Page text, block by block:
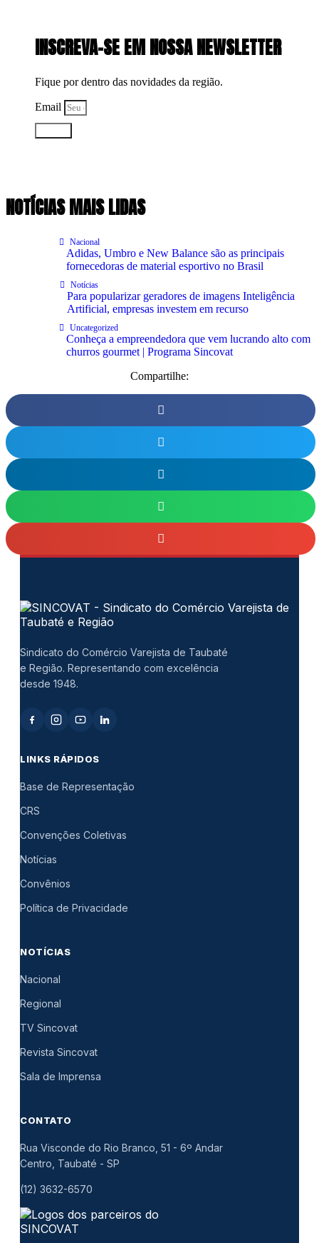
INSCREVA-SE EM NOSSA NEWSLETTER
Fique por dentro das novidades da região.
Email
NOTÍCIAS MAIS LIDAS
Nacional
Adidas, Umbro e New Balance são as principais
fornecedoras de material esportivo no Brasil
Notícias
Para popularizar geradores de imagens Inteligência
Artificial, empresas investem em recurso
Uncategorized
Conheça a empreendedora que vem lucrando alto com
churros gourmet | Programa Sincovat
Compartilhe:
Sindicato do Comércio Varejista de Taubaté
e Região. Representando com excelência
desde 1948.
LINKS RÁPIDOS
Base de Representação
CRS
Convenções Coletivas
Notícias
Convênios
Política de Privacidade
NOTÍCIAS
Nacional
Regional
TV Sincovat
Revista Sincovat
Sala de Imprensa
CONTATO
Rua Visconde do Rio Branco, 51 - 6º Andar
Centro, Taubaté - SP
(12) 3632-6570